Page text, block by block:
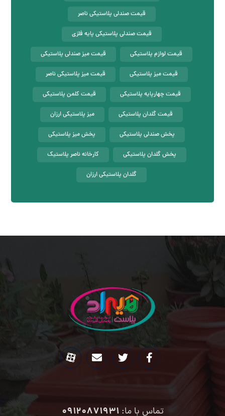
قیمت صندلی پلاستیکی ناصر
قیمت صندلی پلاستیکی پایه فلزی
قیمت لوازم پلاستیکی قیمت میز صندلی پلاستیکی
قیمت میز پلاستیکی قیمت میز پلاستیکی ناصر
قیمت چهارپایه پلاستیکی قیمت کلمن پلاستیکی
قیمت گلدان پلاستیکی میز پلاستیکی ارزان
پخش صندلی پلاستیکی پخش میز پلاستیکی
پخش گلدان پلاستیکی کارخانه ناصر پلاستیک
گلدان پلاستیکی ارزان
تماس با ما:09120871931